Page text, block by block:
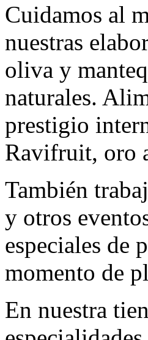
Cuidamos al
nuestras
oliva y
naturales.
prestigio
Ravifruit, oro
También
y otros
especiales de
momento de
En nuestra